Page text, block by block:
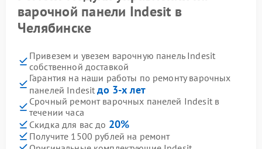
варочной панели Indesit в
Челябинске
Привезем и увезем варочную панель Indesit
собственной доставкой
Гарантия на наши работы по ремонту варочных
панелей Indesitдо 3-х лет
Срочный ремонт варочных панелей Indesit в
течении часа
Скидка для вас до 20%
Получите 1500 рублей на ремонт